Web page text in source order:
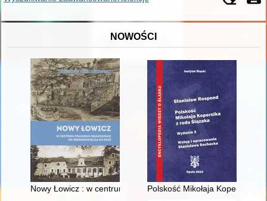
NOWOŚCI
Nowy Łowicz : w centrum poligonu drawskiego od
Polskość Mikołaja Kopernika z